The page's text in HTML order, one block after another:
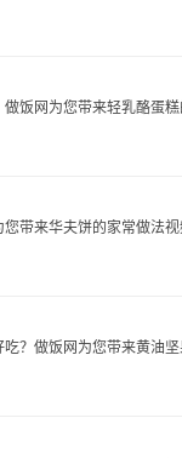
饭网为您带来轻乳酪蛋
带来华夫饼的家常做法
？做饭网为您带来黄油